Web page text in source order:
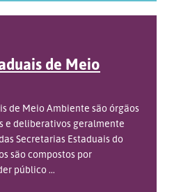
de Meio
de Meio Ambiente são órgãos
e deliberativos geralmente
Secretarias Estaduais do
são compostos por
público ...